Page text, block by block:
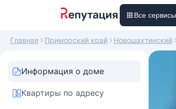
Все сервисы
Главная Приморский край Новошахтинский
Информация о доме
Квартиры по адресу